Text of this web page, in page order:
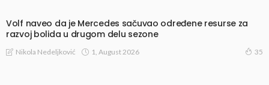
Volf naveo da je Mercedes sačuvao određene resurse za
razvoj bolida u drugom delu sezone
Nikola Nedeljković 1, August 2026 35